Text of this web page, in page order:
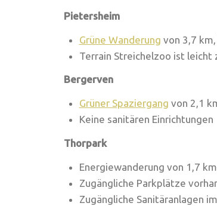
Pietersheim
Grüne Wanderung von 3,7
Terrain Streichelzoo ist leicht
Bergerven
Grüner Spaziergang von 2,1
Keine sanitären Einrichtungen
Thorpark
Energiewanderung von 1,7
Zugängliche Parkplätze
Zugängliche Sanitäranlagen